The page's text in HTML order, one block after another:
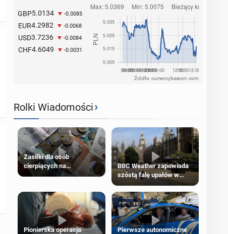
GBP5.0134 -0.0085
EUR4.2982 -0.0068
USD3.7236 -0.0084
CHF4.6049 -0.0031
Źródło: currencybeacon.com
Rolki Wiadomości›
Zasiłki dla osób
cierpiących na
schorzenia psychiczne
BBC Weather zapowiada
szóstą falę upałów w
Pionierska operacja
Pierwsze autonomiczne